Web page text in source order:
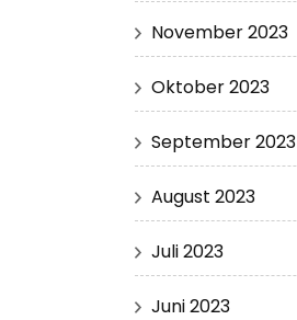
November 2023
Oktober 2023
September 2023
August 2023
Juli 2023
Juni 2023